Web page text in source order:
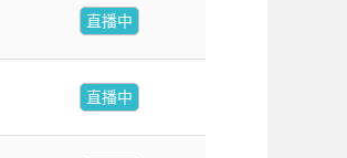
直播中
直播中